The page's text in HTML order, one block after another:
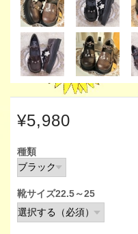
¥5,980
種類
靴サイズ22.5～25